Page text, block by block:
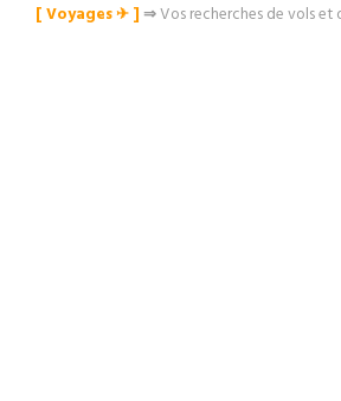
[ Voyages ✈︎ ]⇒Vos recherches de vols et